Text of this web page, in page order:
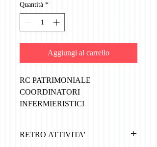
Quantità *
Aggiungi al carrello
RC PATRIMONIALE
COORDINATORI
INFERMIERISTICI
RETRO ATTIVITA'